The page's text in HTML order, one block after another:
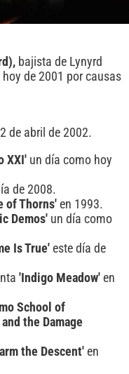
bajista de Lynyrd
de 2001 por causas
de abril de 2002.
XXI' un día como hoy
de 2008.
of Thorns' en 1993.
Demos' un día como
Is True'este día de
'Indigo Meadow' en
School of
the Damage
the Descent' en